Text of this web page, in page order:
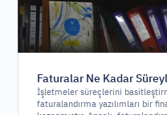
Faturalar Ne Kadar
İşletmeler süreçlerini
faturalandırma yazılımları bir